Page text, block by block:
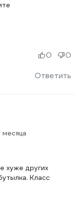
Ответить
0 0
месяца
хуже других
Класс